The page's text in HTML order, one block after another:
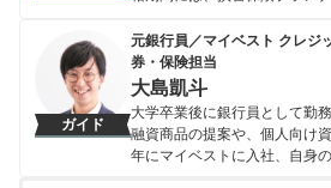
る」ことをモットーに、独立
からの相談業務や北海道のテ
ー、Webライティング、セミ
渡っており、日本FP協会道央
金子賢司のプロフィール
ガイド
元銀行員／マイベスト クレジ
券・保険担当
大島凱斗
大学卒業後に銀行員として勤
融資商品の提案や、個人向け
年にマイベストに入社、自身